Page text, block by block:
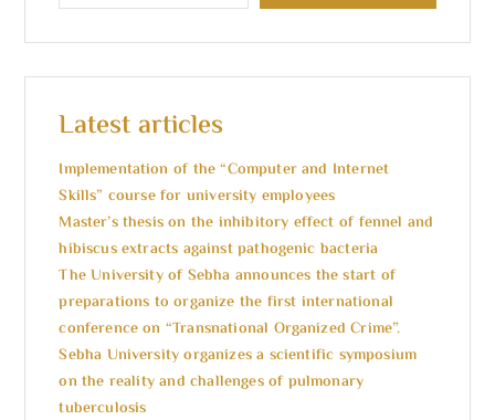
Latest articles
Implementation of the “Computer and Internet
Skills” course for university employees
Master’s thesis on the inhibitory effect of fennel and
hibiscus extracts against pathogenic bacteria
The University of Sebha announces the start of
preparations to organize the first international
conference on “Transnational Organized Crime”.
Sebha University organizes a scientific symposium
on the reality and challenges of pulmonary
tuberculosis